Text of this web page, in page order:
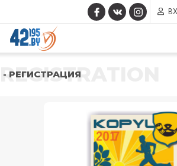
REGISTRATION
- РЕГИСТРАЦИЯ